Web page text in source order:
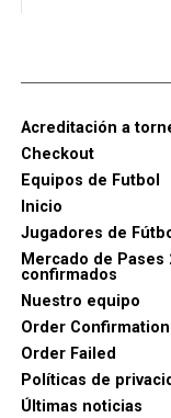
Acreditación a
Checkout
Equipos de Futbol
Inicio
Jugadores de
Mercado de
confirmados
Nuestro equipo
Order Confirmation
Order Failed
Políticas de
Últimas noticias